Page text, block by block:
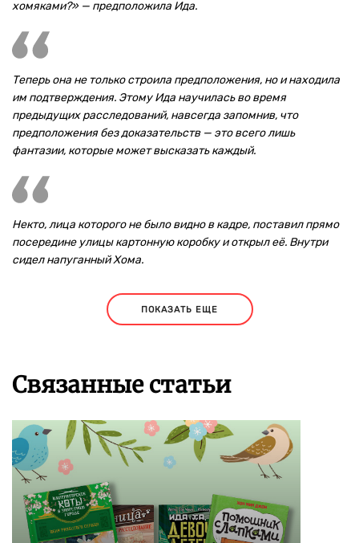
хомяками?» — предположила Ида.
Теперь она не только строила предположения, но и находила
им подтверждения. Этому Ида научилась во время
предыдущих расследований, навсегда запомнив, что
предположения без доказательств — это всего лишь
фантазии, которые может высказать каждый.
Некто, лица которого не было видно в кадре, поставил прямо
посередине улицы картонную коробку и открыл её. Внутри
сидел напуганный Хома.
ПОКАЗАТЬ ЕЩЕ
Связанные статьи